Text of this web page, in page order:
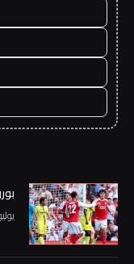
يوليو 30,